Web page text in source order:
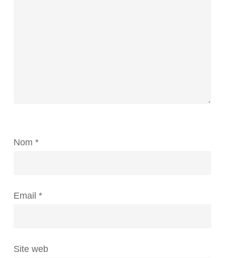
Nom *
Email *
Site web